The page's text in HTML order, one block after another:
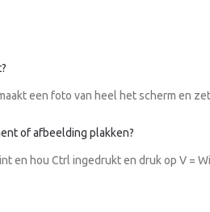
een foto van heel het scherm en
of afbeelding plakken?
en hou Ctrl ingedrukt en druk op V =